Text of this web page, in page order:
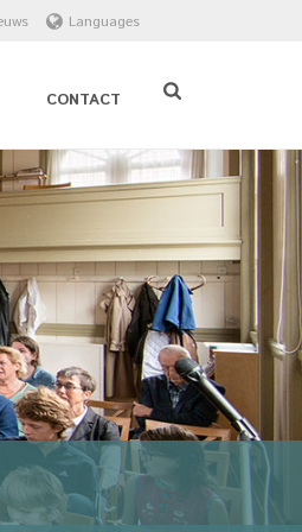
Languages
CONTACT